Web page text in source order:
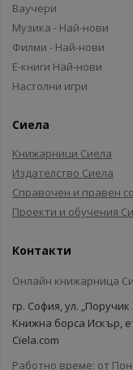
Ваучери
Музика - Най-нови
Филми - Най-нови
Е-книги Най-нови
Настолни игри
Сиела
Книжарници Сиела
Издателство Сиела
Справочен и правен
Проекти и обучения
Контакти
Онлайн книжарница
гр. София, ул.
Книжна борса Искър,
Ciela.com
Работно време: от